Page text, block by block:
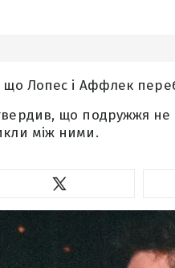
що Лопес і Аффлек
що подружжя
між ними.